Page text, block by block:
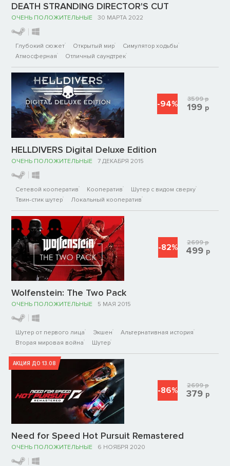
DEATH STRANDING DIRECTOR'S CUT
ОЧЕНЬ ПОЛОЖИТЕЛЬНЫЕ 30 МАРТА 2022
Глубокий сюжет Открытый мир
Симулятор ходьбы
Атмосферная
Отличный саундтрек
HELLDIVERS Digital Deluxe Edition
ОЧЕНЬ ПОЛОЖИТЕЛЬНЫЕ 7 ДЕКАБРЯ 2015
Сетевой кооператив Кооператив
Шутер с видом сверху
Твин-стик шутер
Локальный кооператив
-94% 3599р
199 р
Wolfenstein: The Two Pack
ОЧЕНЬ ПОЛОЖИТЕЛЬНЫЕ 5 МАЯ 2015
Шутер от первого лица Экшен
Альтернативная история
Вторая мировая война
Шутер
-82% 2699р
499 р
АКЦИЯ ДО 13.08
Need for Speed Hot Pursuit Remastered
ОЧЕНЬ ПОЛОЖИТЕЛЬНЫЕ 6 НОЯБРЯ 2020
-86% 2699р
379 р